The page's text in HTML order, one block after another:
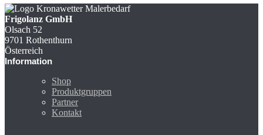
Frigolanz GmbH
Olsach 52
9701 Rothenthurn
Österreich
Information
Shop
Produktgruppen
Partner
Kontakt